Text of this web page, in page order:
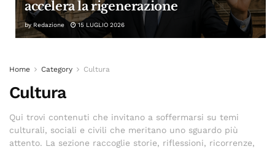
accelera la rigenerazione
by Redazione 15 LUGLIO 2026
Home Category Cultura
Cultura
Qui trovi contenuti che invitano a soffermarsi su temi
culturali, sociali e civili che meritano uno sguardo più
attento. La sezione raccoglie storie, riflessioni, ricorrenze,